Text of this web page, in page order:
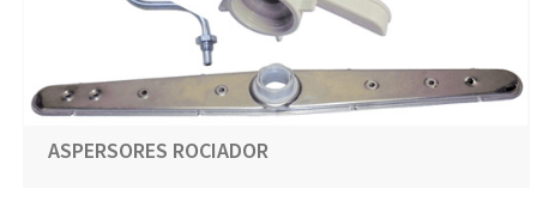
ASPERSORES ROCIADOR